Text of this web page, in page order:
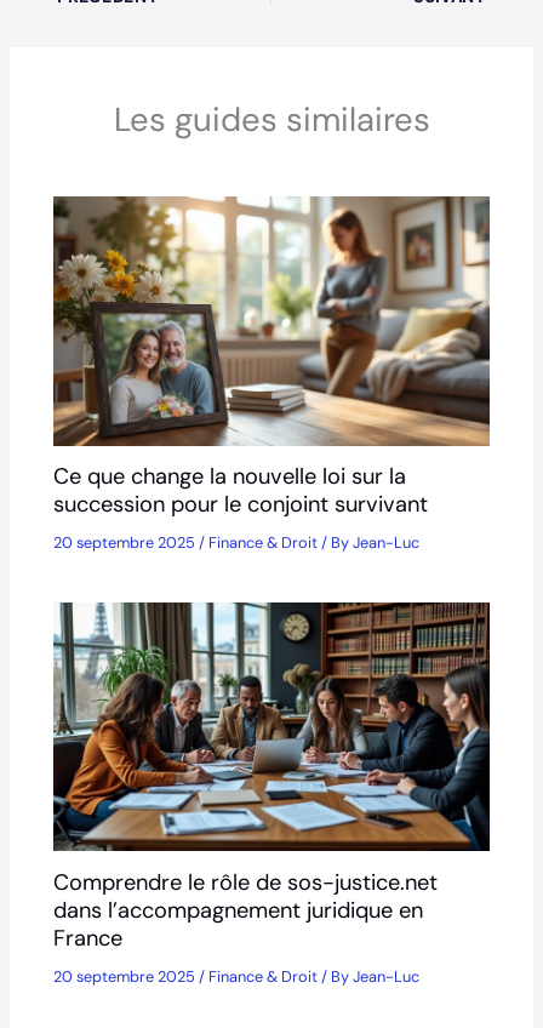
Les guides similaires
Ce que change la nouvelle loi sur la
succession pour le conjoint survivant
20 septembre 2025/ Finance & Droit/ ByJean-Luc
Comprendre le rôle de sos-justice.net
dans l’accompagnement juridique en
France
20 septembre 2025/ Finance & Droit/ ByJean-Luc